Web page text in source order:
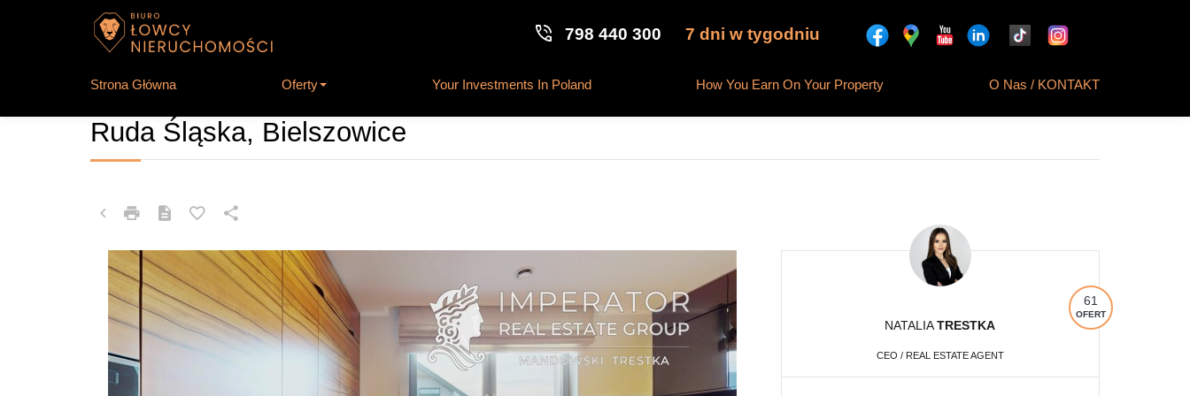
Strona Główna Oferty Your Investments In Poland How You Earn On Your Property O Nas / KONTAKT
phone_in_talk 798 440 300 7 dni w tygodniu
Ruda Śląska, Bielszowice
61
OFERT
NATALIATRESTKA
CEO / REAL ESTATE AGENT